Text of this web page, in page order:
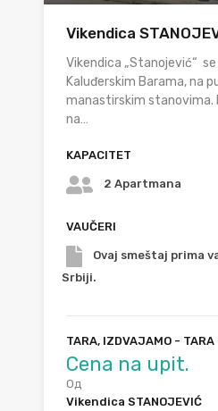
Vikendica
Vikendica „Stanojević“
Kaluđerskim Barama, na
manastirskim stanovima.
na…
KAPACITET
2 Apartmana
VAUČERI
Ovaj smeštaj prima
Srbiji.
TARA, IZDVAJAMO - TARA
Cena na upit.
Од
Vikendica STANOJEVIĆ